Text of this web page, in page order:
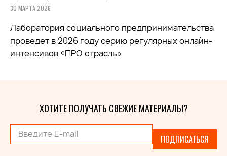
30 МАРТА 2026
Лаборатория социального предпринимательства
проведет в 2026 году серию регулярных онлайн-
интенсивов «ПРО отрасль»
ХОТИТЕ ПОЛУЧАТЬ СВЕЖИЕ МАТЕРИАЛЫ?
ПОДПИСАТЬСЯ